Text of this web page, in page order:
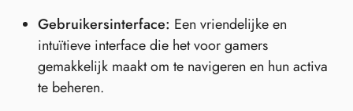
Gebruikersinterface: Een vriendelijke en
intuïtieve interface die het voor gamers
gemakkelijk maakt om te navigeren en hun activa
te beheren.